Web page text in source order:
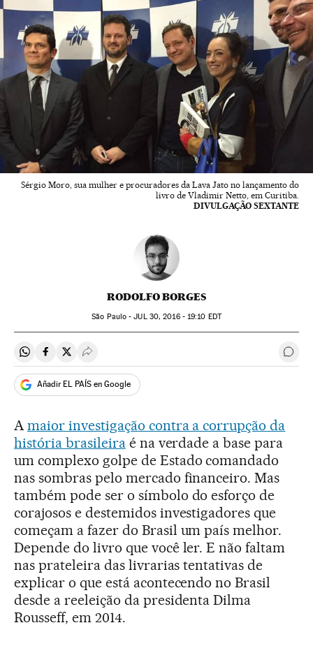
Sérgio Moro, sua mulher e procuradores da Lava Jato no lançamento do
livro de Vladimir Netto, em Curitiba.
DIVULGAÇÃO SEXTANTE
RODOLFO BORGES
São Paulo -JUL30, 2016 - 19:10 EDT
Compartir en Whatsapp
Compartir en Facebook
Compartir en Twitter
Desplegar Redes Sociales
Añadir EL PAÍS en Google
A maior investigação contra a corrupção da
história brasileiraé na verdade a base para
um complexo golpe de Estado comandado
nas sombras pelo mercado financeiro. Mas
também pode ser o símbolo do esforço de
corajosos e destemidos investigadores que
começam a fazer do Brasil um país melhor.
Depende do livro que você ler. E não faltam
nas prateleira das livrarias tentativas de
explicar o que está acontecendo no Brasil
desde a reeleição da presidenta Dilma
Rousseff, em 2014.